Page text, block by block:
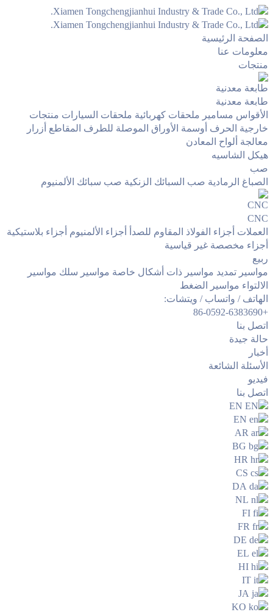
الصفحة الرئيسية
معلومات عنا
منتجات
طابعة معدنية
طابعة معدنية
الأقواس مسامير ملحقات كهربائية ملحقات السيارات منتجات
خارجية الحرف أوسمة الأوراق الموصلة للطرف المقاطع أزرار
معالجة ألواح المعادن
هيكل الشاسيه
صب
الصباغ الرمادية صب السبائك الزنكية صب سبائك الألمنيوم
CNC
CNC
العملات أجزاء الفولاذ المقاوم للصدأ أجزاء الألمنيوم أجزاء بلاستيكية
أجزاء مخصصة غير قياسية
ربيع
مواسير تمديد مواسير ذات أشكال خاصة مواسير سلك مواسير
الالتواء مواسير الضغط
الهاتف / واتساب / ويتشات:
+86-0592-6383690
اتصل بنا
حالة جيدة
أخبار
الأسئلة الشائعة
فيديو
اتصل بنا
EN